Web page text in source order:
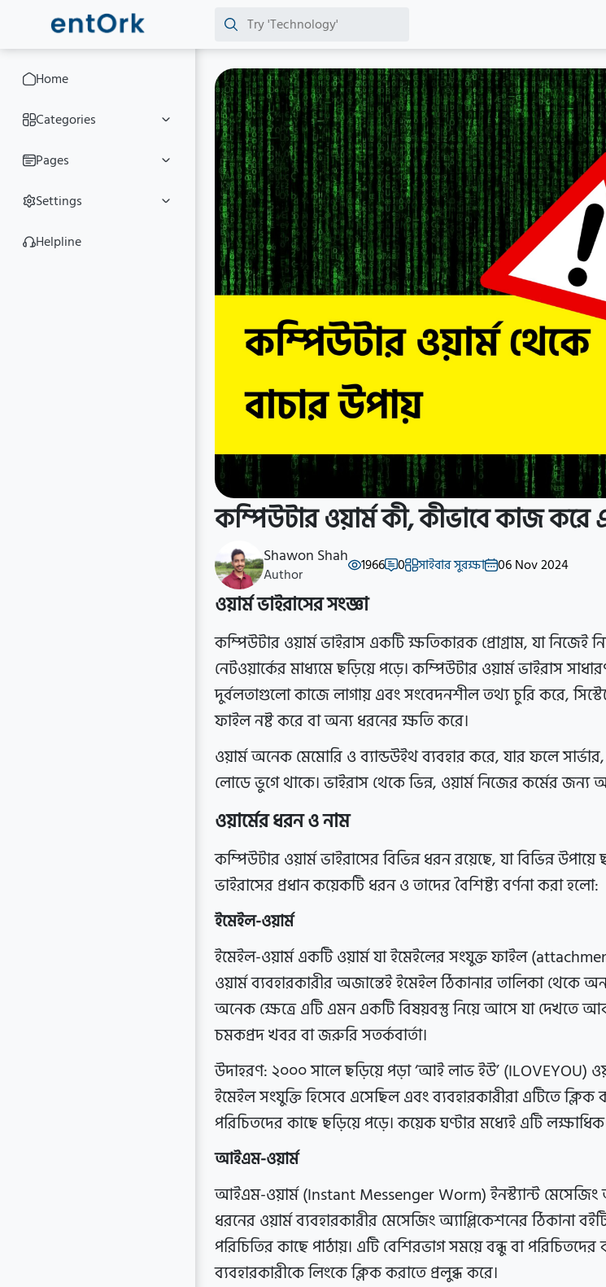
Home
Categories
Pages
Settings
Helpline
কম্পিউটার ওয়ার্ম কী, কীভাবে কাজ করে
Shawon Shah
Author 1966 0 সাইবার সুরক্ষা 06 Nov 2024
ওয়ার্ম ভাইরাসের সংজ্ঞা
কম্পিউটার ওয়ার্ম ভাইরাস একটি ক্ষতিকারক প্রোগ্রাম, যা নিজেই
নেটওয়ার্কের মাধ্যমে ছড়িয়ে পড়ে। কম্পিউটার ওয়ার্ম ভাইরাস
দুর্বলতাগুলো কাজে লাগায় এবং সংবেদনশীল তথ্য চুরি করে,
ফাইল নষ্ট করে বা অন্য ধরনের ক্ষতি করে।
ওয়ার্ম অনেক মেমোরি ও ব্যান্ডউইথ ব্যবহার করে, যার ফলে
লোডে ভুগে থাকে। ভাইরাস থেকে ভিন্ন, ওয়ার্ম নিজের কর্মের জন্য
ওয়ার্মের ধরন ও নাম
কম্পিউটার ওয়ার্ম ভাইরাসের বিভিন্ন ধরন রয়েছে, যা বিভিন্ন
ভাইরাসের প্রধান কয়েকটি ধরন ও তাদের বৈশিষ্ট্য বর্ণনা করা হলো:
ইমেইল-ওয়ার্ম
ইমেইল-ওয়ার্ম একটি ওয়ার্ম যা ইমেইলের সংযুক্ত ফাইল
ওয়ার্ম ব্যবহারকারীর অজান্তেই ইমেইল ঠিকানার তালিকা থেকে
অনেক ক্ষেত্রে এটি এমন একটি বিষয়বস্তু নিয়ে আসে যা দেখতে
চমকপ্রদ খবর বা জরুরি সতর্কবার্তা।
উদাহরণ: ২০০০ সালে ছড়িয়ে পড়া ‘আই লাভ ইউ’ (ILOVEYOU)
ইমেইল সংযুক্তি হিসেবে এসেছিল এবং ব্যবহারকারীরা এটিতে ক্লিক
পরিচিতদের কাছে ছড়িয়ে পড়ে। কয়েক ঘণ্টার মধ্যেই এটি
আইএম-ওয়ার্ম
আইএম-ওয়ার্ম (Instant Messenger Worm) ইনস্ট্যান্ট মেসেজিং
ধরনের ওয়ার্ম ব্যবহারকারীর মেসেজিং অ্যাপ্লিকেশনের ঠিকানা
পরিচিতির কাছে পাঠায়। এটি বেশিরভাগ সময়ে বন্ধু বা
ব্যবহারকারীকে লিংকে ক্লিক করাতে প্রলুব্ধ করে।